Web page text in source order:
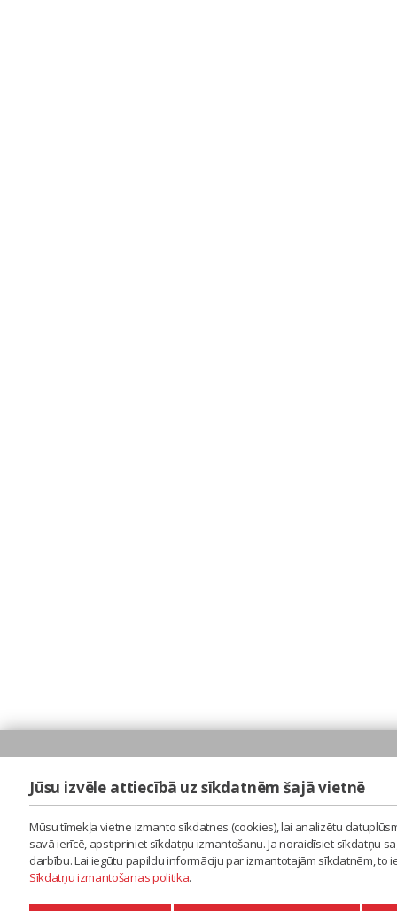
Jūsu izvēle attiecībā uz sīkdatnēm šajā vietnē
Mūsu tīmekļa vietne izmanto sīkdatnes (cookies), lai analizētu
savā ierīcē, apstipriniet sīkdatņu izmantošanu. Ja noraidīsiet sīkdatņu
darbību. Lai iegūtu papildu informāciju par izmantotajām sīkdatnēm,
Sīkdatņu izmantošanas politika.